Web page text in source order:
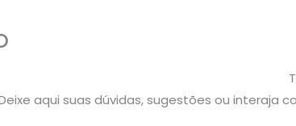
aqui suas dúvidas, sugestões ou interaja